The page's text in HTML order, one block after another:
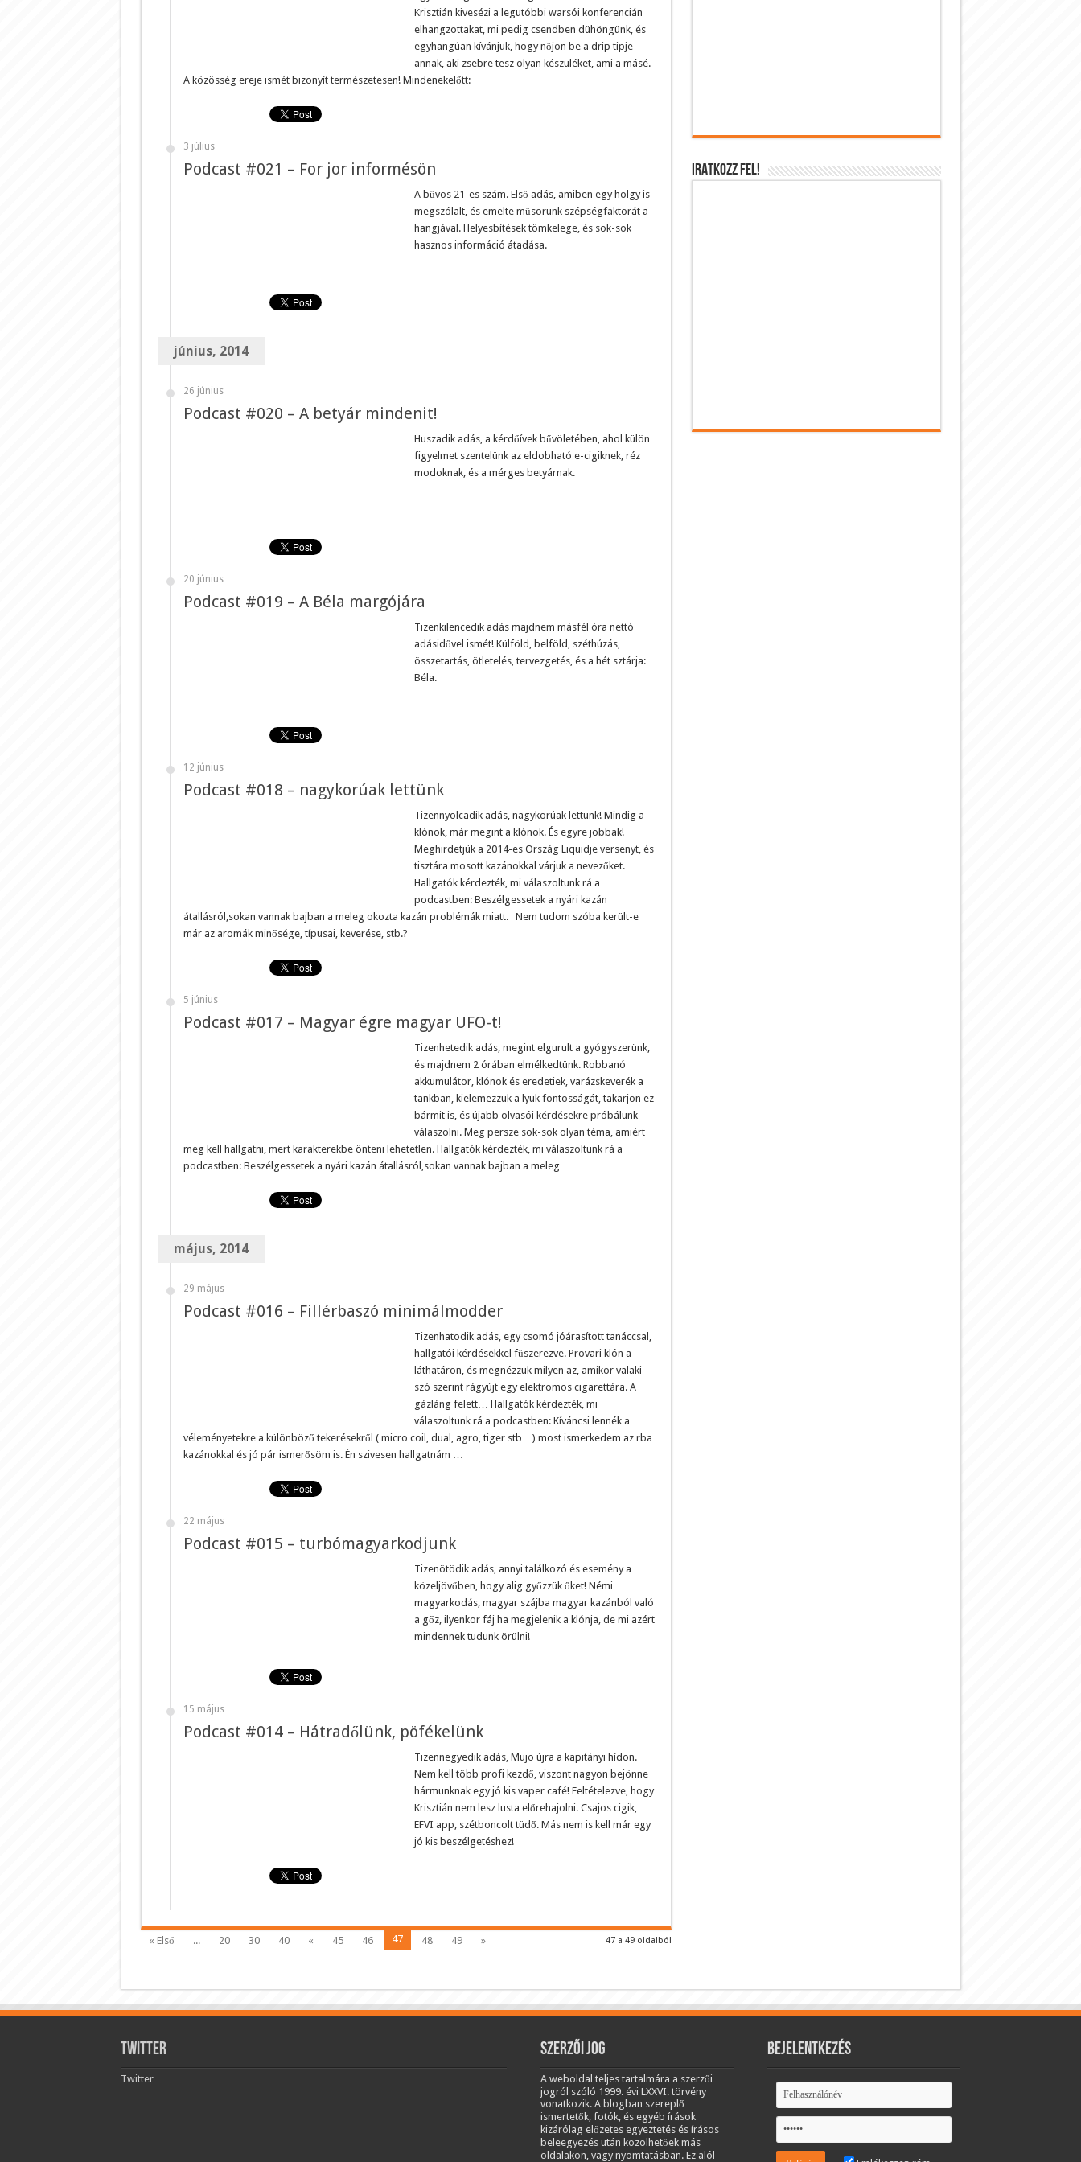
Krisztián kivesézi a legutóbbi warsói konferencián
elhangzottakat, mi pedig csendben dühöngünk, és
egyhangúan kívánjuk, hogy nőjön be a drip tipje
annak, aki zsebre tesz olyan készüléket, ami a másé.
A közösség ereje ismét bizonyít természetesen! Mindenekelőtt:
3 július
Podcast #021 – For jor informésön
A bűvös 21-es szám. Első adás, amiben egy hölgy is
megszólalt, és emelte műsorunk szépségfaktorát a
hangjával. Helyesbítések tömkelege, és sok-sok
hasznos információ átadása.
június, 2014
26 június
Podcast #020 – A betyár mindenit!
Huszadik adás, a kérdőívek bűvöletében, ahol külön
figyelmet szentelünk az eldobható e-cigiknek, réz
modoknak, és a mérges betyárnak.
20 június
Podcast #019 – A Béla margójára
Tizenkilencedik adás majdnem másfél óra nettó
adásidővel ismét! Külföld, belföld, széthúzás,
összetartás, ötletelés, tervezgetés, és a hét sztárja:
Béla.
12 június
Podcast #018 – nagykorúak lettünk
Tizennyolcadik adás, nagykorúak lettünk! Mindig a
klónok, már megint a klónok. És egyre jobbak!
Meghirdetjük a 2014-es Ország Liquidje versenyt, és
tisztára mosott kazánokkal várjuk a nevezőket.
Hallgatók kérdezték, mi válaszoltunk rá a
podcastben: Beszélgessetek a nyári kazán
átallásról,sokan vannak bajban a meleg okozta kazán problémák miatt. Nem tudom szóba került-e
már az aromák minősége, típusai, keverése, stb.?
5 június
Podcast #017 – Magyar égre magyar UFO-t!
Tizenhetedik adás, megint elgurult a gyógyszerünk,
és majdnem 2 órában elmélkedtünk. Robbanó
akkumulátor, klónok és eredetiek, varázskeverék a
tankban, kielemezzük a lyuk fontosságát, takarjon ez
bármit is, és újabb olvasói kérdésekre próbálunk
válaszolni. Meg persze sok-sok olyan téma, amiért
meg kell hallgatni, mert karakterekbe önteni lehetetlen. Hallgatók kérdezték, mi válaszoltunk rá a
podcastben: Beszélgessetek a nyári kazán átallásról,sokan vannak bajban a meleg …
május, 2014
29 május
Podcast #016 – Fillérbaszó minimálmodder
Tizenhatodik adás, egy csomó jóárasított tanáccsal,
hallgatói kérdésekkel fűszerezve. Provari klón a
láthatáron, és megnézzük milyen az, amikor valaki
szó szerint rágyújt egy elektromos cigarettára. A
gázláng felett… Hallgatók kérdezték, mi
válaszoltunk rá a podcastben: Kíváncsi lennék a
véleményetekre a különböző tekerésekről ( micro coil, dual, agro, tiger stb…) most ismerkedem az rba
kazánokkal és jó pár ismerősöm is. Én szivesen hallgatnám …
22 május
Podcast #015 – turbómagyarkodjunk
Tizenötödik adás, annyi találkozó és esemény a
közeljövőben, hogy alig győzzük őket! Némi
magyarkodás, magyar szájba magyar kazánból való
a gőz, ilyenkor fáj ha megjelenik a klónja, de mi azért
mindennek tudunk örülni!
15 május
Podcast #014 – Hátradőlünk, pöfékelünk
Tizennegyedik adás, Mujo újra a kapitányi hídon.
Nem kell több profi kezdő, viszont nagyon bejönne
hármunknak egy jó kis vaper café! Feltételezve, hogy
Krisztián nem lesz lusta előrehajolni. Csajos cigik,
EFVI app, szétboncolt tüdő. Más nem is kell már egy
jó kis beszélgetéshez!
47 a 49 oldalból
« Első ... 20 30 40 « 45 46 47 48 49 »
IRATKOZZ FEL!
Twitter
Twitter
Szerzői jog
A weboldal teljes tartalmára a szerzői
jogról szóló 1999. évi LXXVI. törvény
vonatkozik. A blogban szereplő
ismertetők, fotók, és egyéb írások
kizárólag előzetes egyeztetés és írásos
beleegyezés után közölhetőek más
oldalakon, vagy nyomtatásban. Ez alól
Bejelentkezés